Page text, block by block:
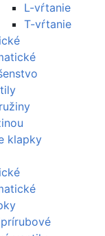
L-vŕtanie
T-vŕtanie
klapky